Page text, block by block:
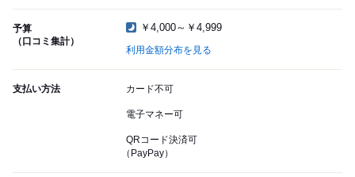
予算
（口コミ集計）
￥4,000～￥4,999
利用金額分布を見る
支払い方法 カード不可
電子マネー可
QRコード決済可
（PayPay）